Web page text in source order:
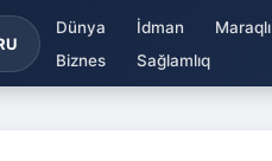
Dünya İdman Maraqlı
Biznes
Sağlamlıq